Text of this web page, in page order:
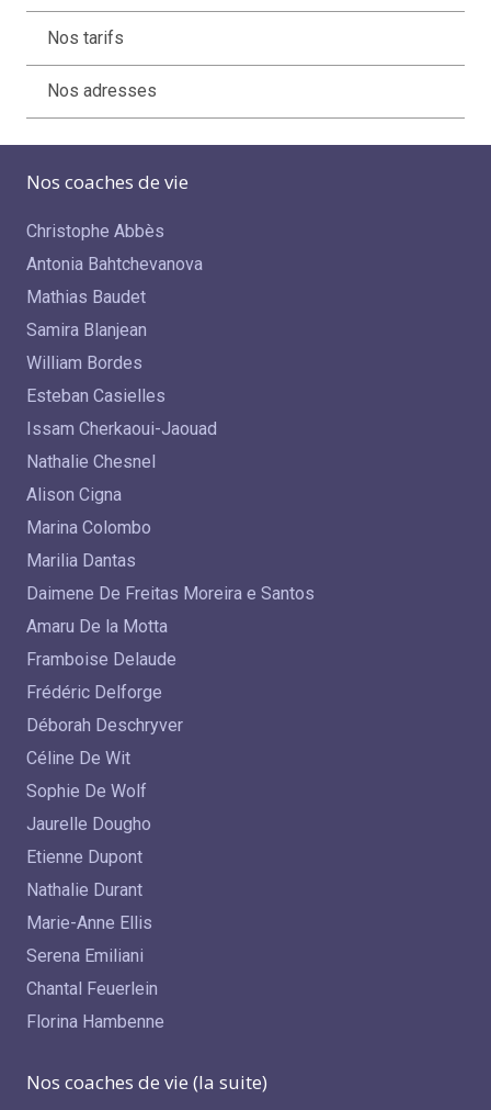
Nos tarifs
Nos adresses
Nos coaches de vie
Christophe Abbès
Antonia Bahtchevanova
Mathias Baudet
Samira Blanjean
William Bordes
Esteban Casielles
Issam Cherkaoui-Jaouad
Nathalie Chesnel
Alison Cigna
Marina Colombo
Marilia Dantas
Daimene De Freitas Moreira e Santos
Amaru De la Motta
Framboise Delaude
Frédéric Delforge
Déborah Deschryver
Céline De Wit
Sophie De Wolf
Jaurelle Dougho
Etienne Dupont
Nathalie Durant
Marie-Anne Ellis
Serena Emiliani
Chantal Feuerlein
Florina Hambenne
Nos coaches de vie (la suite)